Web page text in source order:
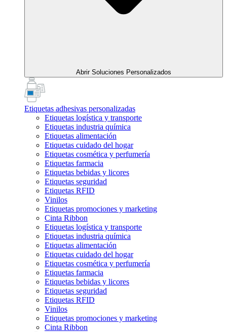
Abrir Soluciones Personalizados
Etiquetas adhesivas personalizadas
Etiquetas logística y transporte
Etiquetas industria química
Etiquetas alimentación
Etiquetas cuidado del hogar
Etiquetas cosmética y perfumería
Etiquetas farmacia
Etiquetas bebidas y licores
Etiquetas seguridad
Etiquetas RFID
Vinilos
Etiquetas promociones y marketing
Cinta Ribbon
Etiquetas logística y transporte
Etiquetas industria química
Etiquetas alimentación
Etiquetas cuidado del hogar
Etiquetas cosmética y perfumería
Etiquetas farmacia
Etiquetas bebidas y licores
Etiquetas seguridad
Etiquetas RFID
Vinilos
Etiquetas promociones y marketing
Cinta Ribbon